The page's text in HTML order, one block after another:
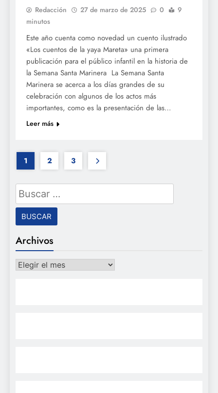
Redacción 27 de marzo de 2025 0
9
minutos
Este año cuenta como novedad un cuento ilustrado
«Los cuentos de la yaya Mareta» una primera
publicación para el público infantil en la historia de
la Semana Santa Marinera La Semana Santa
Marinera se acerca a los días grandes de su
celebración con algunos de los actos más
importantes, como es la presentación de las…
Leer más
1 2 3
Buscar:
Archivos
Archivos